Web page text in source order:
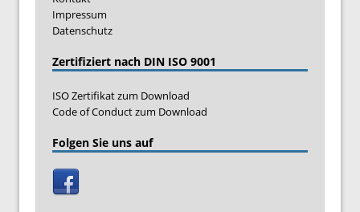
Impressum
Datenschutz
Zertifiziert nach DIN ISO 9001
ISO Zertifikat zum Download
Code of Conduct zum Download
Folgen Sie uns auf